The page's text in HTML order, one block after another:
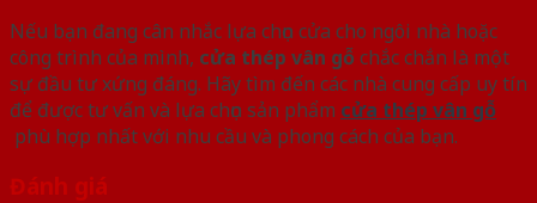
Nếu bạn đang cân nhắc lựa chọn cửa cho ngôi nhà hoặc
công trình của mình, cửa thép vân gỗ chắc chắn là một
sự đầu tư xứng đáng. Hãy tìm đến các nhà cung cấp uy tín
để được tư vấn và lựa chọn sản phẩm cửa thép vân gỗ
phù hợp nhất với nhu cầu và phong cách của bạn.
Đánh giá